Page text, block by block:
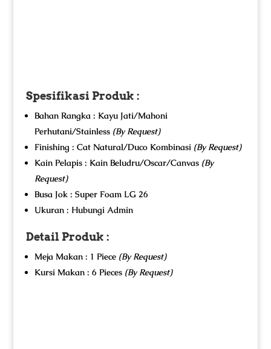
Spesifikasi Produk :
Bahan Rangka : Kayu Jati/Mahoni
Perhutani/Stainless (By Request)
Finishing : Cat Natural/Duco Kombinasi (By Request)
Kain Pelapis : Kain Beludru/Oscar/Canvas (By
Request)
Busa Jok : Super Foam LG 26
Ukuran : Hubungi Admin
Detail Produk :
Meja Makan : 1 Piece (By Request)
Kursi Makan : 6 Pieces (By Request)